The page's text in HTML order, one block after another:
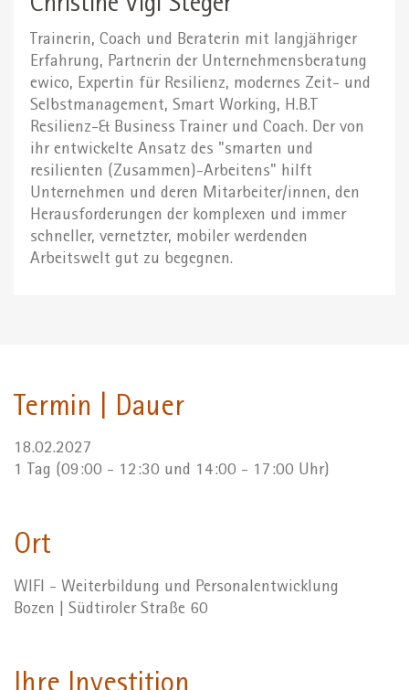
Christine Vigl Steger
Trainerin, Coach und Beraterin mit langjähriger
Erfahrung, Partnerin der Unternehmensberatung
ewico, Expertin für Resilienz, modernes Zeit- und
Selbstmanagement, Smart Working, H.B.T
Resilienz-& Business Trainer und Coach. Der von
ihr entwickelte Ansatz des "smarten und
resilienten (Zusammen)-Arbeitens" hilft
Unternehmen und deren Mitarbeiter/innen, den
Herausforderungen der komplexen und immer
schneller, vernetzter, mobiler werdenden
Arbeitswelt gut zu begegnen.
Termin | Dauer
18.02.2027
1 Tag (09:00 - 12:30 und 14:00 - 17:00 Uhr)
Ort
WIFI - Weiterbildung und Personalentwicklung
Bozen | Südtiroler Straße 60